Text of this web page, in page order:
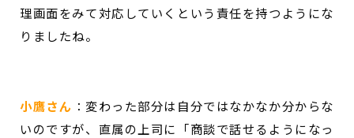
理画面をみて対応していくという責任を持つようにな
りましたね。
小鷹さん ： 変わった部分は自分ではなかなか分からな
いのですが、直属の上司に「商談で話せるようになっ